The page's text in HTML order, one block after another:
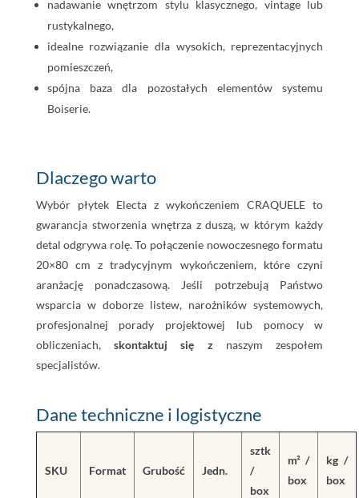
nadawanie wnętrzom stylu klasycznego, vintage lub
rustykalnego,
idealne rozwiązanie dla wysokich, reprezentacyjnych
pomieszczeń,
spójna baza dla pozostałych elementów systemu
Boiserie.
Dlaczego warto
Wybór płytek Electa z wykończeniem CRAQUELE to
gwarancja stworzenia wnętrza z duszą, w którym każdy
detal odgrywa rolę. To połączenie nowoczesnego formatu
20×80 cm z tradycyjnym wykończeniem, które czyni
aranżację ponadczasową. Jeśli potrzebują Państwo
wsparcia w doborze listew, narożników systemowych,
profesjonalnej porady projektowej lub pomocy w
obliczeniach,skontaktuj się z naszym zespołem
specjalistów.
Dane techniczne i logistyczne
SKU Format Grubość Jedn.
sztk
/
box
m² /
box
kg /
box